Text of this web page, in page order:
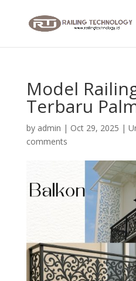
Model
Terbaru
by admin | Oct 29, 2025 |
comments